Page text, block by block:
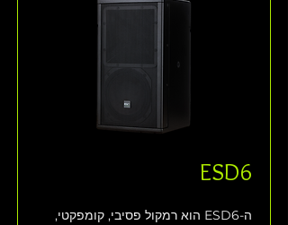
ESD6
ה-ESD6 הוא רמקול פסיבי, קומפקטי,